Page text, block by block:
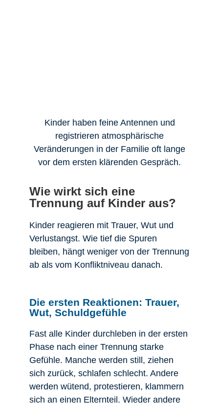
Kinder haben feine Antennen und
registrieren atmosphärische
Veränderungen in der Familie oft lange
vor dem ersten klärenden Gespräch.
Wie wirkt sich eine
Trennung auf Kinder aus?
Kinder reagieren mit Trauer, Wut und
Verlustangst. Wie tief die Spuren
bleiben, hängt weniger von der Trennung
ab als vom Konfliktniveau danach.
Die ersten Reaktionen: Trauer,
Wut, Schuldgefühle
Fast alle Kinder durchleben in der ersten
Phase nach einer Trennung starke
Gefühle. Manche werden still, ziehen
sich zurück, schlafen schlecht. Andere
werden wütend, protestieren, klammern
sich an einen Elternteil. Wieder andere